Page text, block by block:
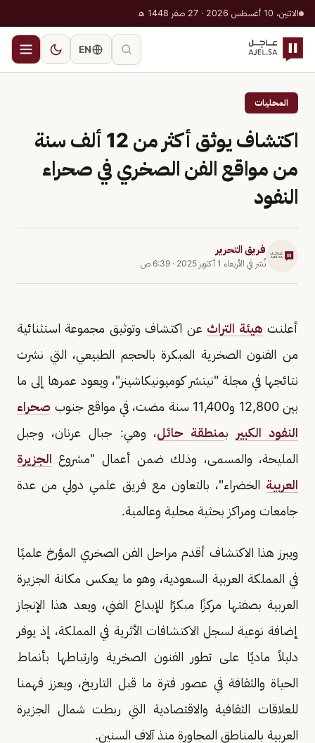
الاثنين، 10 أغسطس 2026 · 27 صفر 1448 هـ
EN
المحليات
اكتشاف يوثق أكثر من 12 ألف سنة
من مواقع الفن الصخري في صحراء
النفود
فريق التحرير
نُشر في الأربعاء 1 أكتوبر 2025 · 6:39 ص
أعلنت هيئة التراث عن اكتشاف وتوثيق مجموعة استثنائية
من الفنون الصخرية المبكرة بالحجم الطبيعي، التي نشرت
نتائجها في مجلة "نيتشر كوميونيكاشينز"، ويعود عمرها إلى ما
بين 12,800 و11,400 سنة مضت، في مواقع جنوب
صحراء
النفود الكبير بمنطقة حائل، وهي: جبال عرنان، وجبل
المليحة، والمسمى، وذلك ضمن أعمال "مشروع الجزيرة
العربية الخضراء"، بالتعاون مع فريق علمي دولي من عدة
جامعات ومراكز بحثية محلية وعالمية.
ويبرز هذا الاكتشاف أقدم مراحل الفن الصخري المؤرخ علميًا
في المملكة العربية السعودية، وهو ما يعكس مكانة الجزيرة
العربية بصفتها مركزًا مبكرًا للإبداع الفني، ويعد هذا الإنجاز
إضافة نوعية لسجل الاكتشافات الأثرية في المملكة، إذ يوفر
دليلاً ماديًا على تطور الفنون الصخرية وارتباطها بأنماط
الحياة والثقافة في عصور فترة ما قبل التاريخ، ويعزز فهمنا
للعلاقات الثقافية والاقتصادية التي ربطت شمال الجزيرة
العربية بالمناطق المجاورة منذ آلاف السنين.